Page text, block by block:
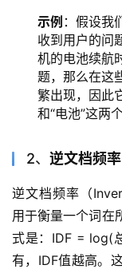
示例 ：假设我
收到用户的问
机的电池续航
题，那么在这
繁出现，因此
和“电池”这两
2、 逆文档频率
逆文档频率（
用于衡量一个词在
式是：IDF = log(
有，IDF值越高。